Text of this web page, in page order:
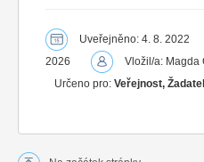
Uveřejněno: 4. 8. 2022
2026
Vložil/a: Magda
Určeno pro: Veřejnost, Žadatel